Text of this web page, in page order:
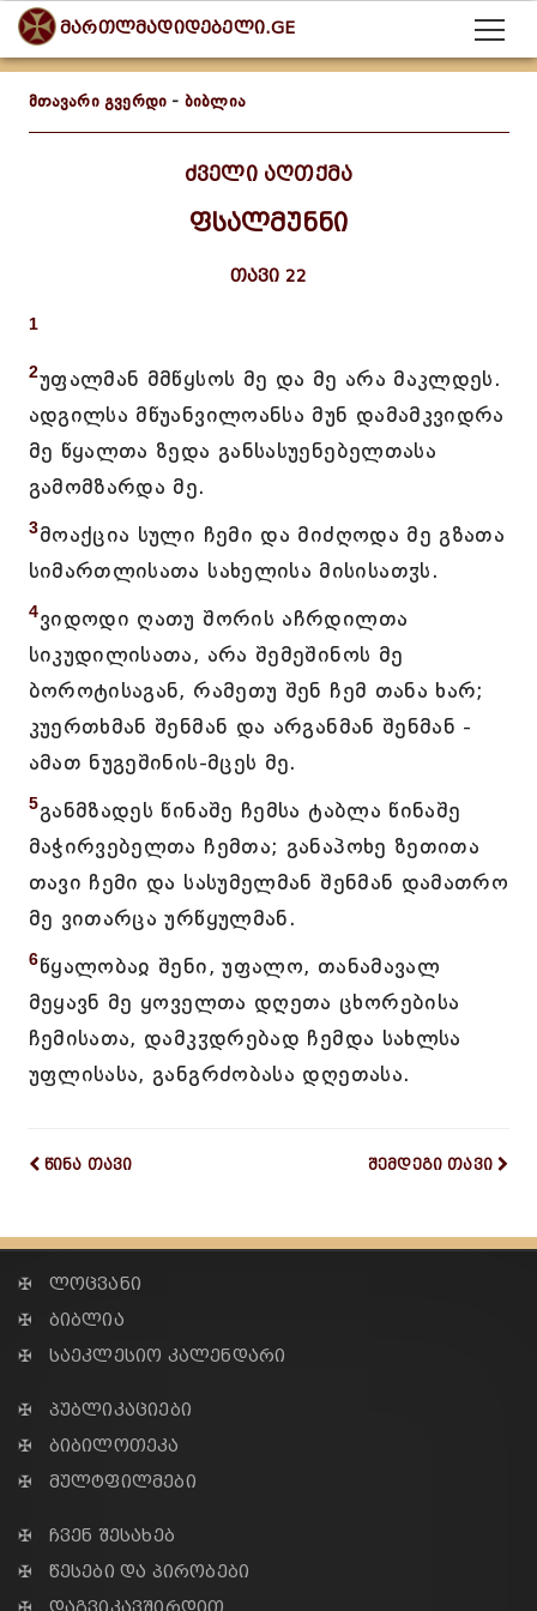
მართლმადიდებელი.GE
მთავარი გვერდი - ბიბლია
ძველი აღთქმა
ფსალმუნნი
თავი 22
1
2უფალმან მმწყსოს მე და მე არა მაკლდეს.
ადგილსა მწუანვილოანსა მუნ დამამკვიდრა
მე წყალთა ზედა განსასუენებელთასა
გამომზარდა მე.
3მოაქცია სული ჩემი და მიძღოდა მე გზათა
სიმართლისათა სახელისა მისისათჳს.
4ვიდოდი ღათუ შორის აჩრდილთა
სიკუდილისათა, არა შემეშინოს მე
ბოროტისაგან, რამეთუ შენ ჩემ თანა ხარ;
კუერთხმან შენმან და არგანმან შენმან -
ამათ ნუგეშინის-მცეს მე.
5განმზადეს წინაშე ჩემსა ტაბლა წინაშე
მაჭირვებელთა ჩემთა; განაპოხე ზეთითა
თავი ჩემი და სასუმელმან შენმან დამათრო
მე ვითარცა ურწყულმან.
6წყალობაჲ შენი, უფალო, თანამავალ
მეყავნ მე ყოველთა დღეთა ცხორებისა
ჩემისათა, დამკჳდრებად ჩემდა სახლსა
უფლისასა, განგრძობასა დღეთასა.
წინა თავი შემდეგი თავი
✠ ლოცვანი
✠ ბიბლია
✠ საეკლესიო კალენდარი
✠ პუბლიკაციები
✠ ბიბილოთეკა
✠ მულტფილმები
✠ ჩვენ შესახებ
✠ წესები და პირობები